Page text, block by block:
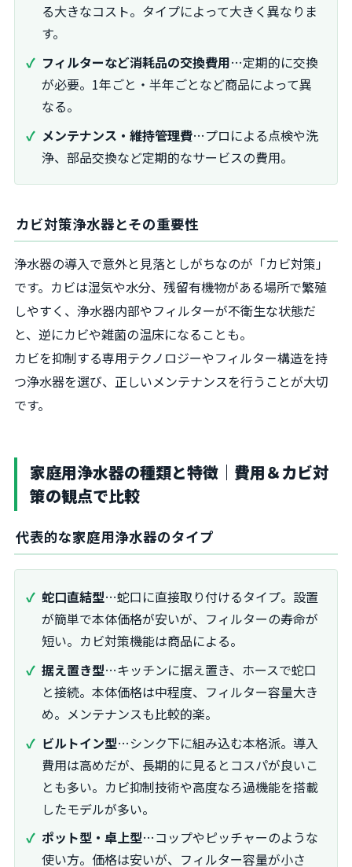
る大きなコスト。タイプによって大きく異なりま
す。
フィルターなど消耗品の交換費用…定期的に交換
が必要。1年ごと・半年ごとなど商品によって異
なる。
メンテナンス・維持管理費…プロによる点検や洗
浄、部品交換など定期的なサービスの費用。
カビ対策浄水器とその重要性
浄水器の導入で意外と見落としがちなのが「カビ対策」
です。カビは湿気や水分、残留有機物がある場所で繁殖
しやすく、浄水器内部やフィルターが不衛生な状態だ
と、逆にカビや雑菌の温床になることも。
カビを抑制する専用テクノロジーやフィルター構造を持
つ浄水器を選び、正しいメンテナンスを行うことが大切
です。
家庭用浄水器の種類と特徴｜費用＆カビ対
策の観点で比較
代表的な家庭用浄水器のタイプ
蛇口直結型…蛇口に直接取り付けるタイプ。設置
が簡単で本体価格が安いが、フィルターの寿命が
短い。カビ対策機能は商品による。
据え置き型…キッチンに据え置き、ホースで蛇口
と接続。本体価格は中程度、フィルター容量大き
め。メンテナンスも比較的楽。
ビルトイン型…シンク下に組み込む本格派。導入
費用は高めだが、長期的に見るとコスパが良いこ
とも多い。カビ抑制技術や高度なろ過機能を搭載
したモデルが多い。
ポット型・卓上型…コップやピッチャーのような
使い方。価格は安いが、フィルター容量が小さ